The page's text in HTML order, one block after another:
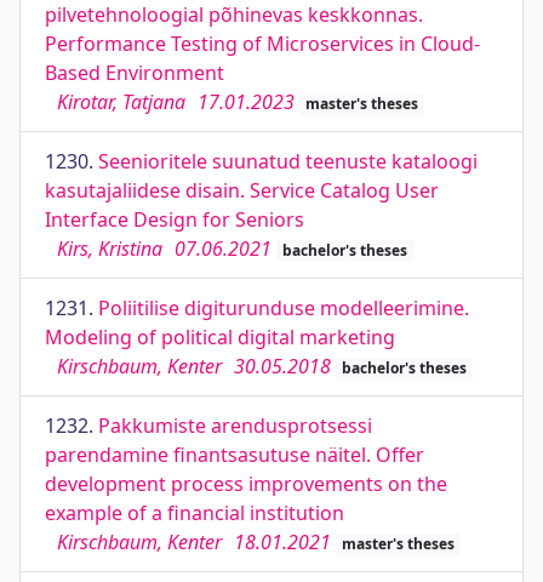
pilvetehnoloogial põhinevas keskkonnas.
Performance Testing of Microservices in Cloud-
Based Environment
Kirotar, Tatjana 17.01.2023 master's theses
1230. Seenioritele suunatud teenuste kataloogi
kasutajaliidese disain. Service Catalog User
Interface Design for Seniors
Kirs, Kristina 07.06.2021 bachelor's theses
1231. Poliitilise digiturunduse modelleerimine.
Modeling of political digital marketing
Kirschbaum, Kenter 30.05.2018 bachelor's theses
1232. Pakkumiste arendusprotsessi
parendamine finantsasutuse näitel. Offer
development process improvements on the
example of a financial institution
Kirschbaum, Kenter 18.01.2021 master's theses